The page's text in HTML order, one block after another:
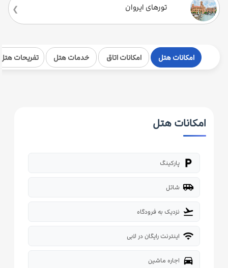
تورهای ایروان
امکانات هتل امکانات اتاق خدمات هتل تفریحات
امکانات هتل
local_parking پارکینگ
airport_shuttle شاتل
flight_takeoff نزدیک به فرودگاه
wifi اینترنت رایگان در لابی
directions_car اجاره ماشین